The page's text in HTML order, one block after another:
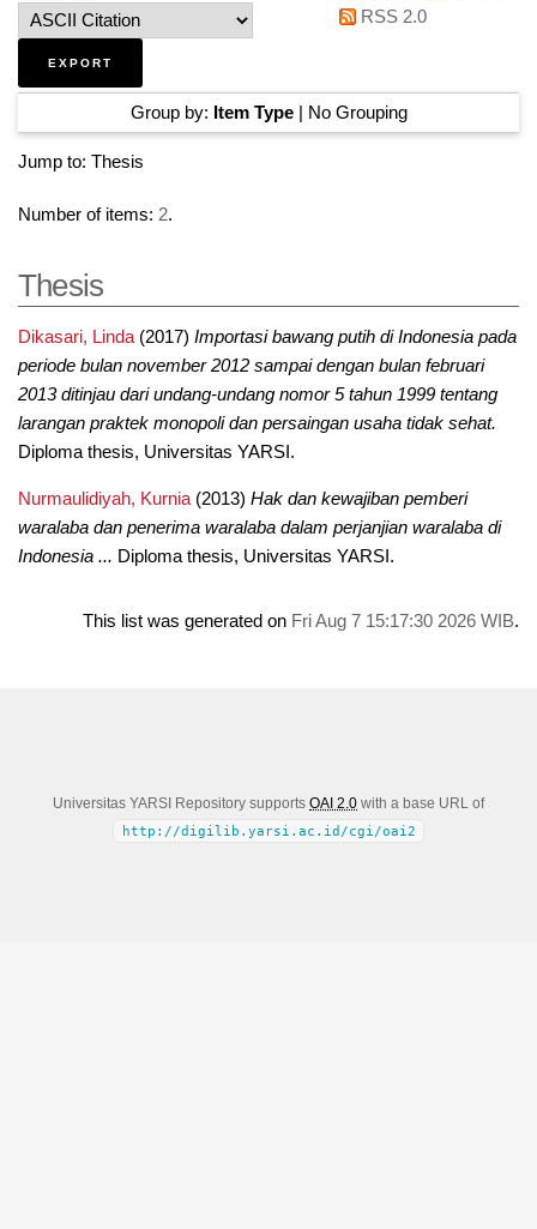
RSS 2.0
Group by: Item Type| No Grouping
Jump to: Thesis
Number of items: 2.
Thesis
Dikasari, Linda(2017) Importasi bawang putih di Indonesia pada
periode bulan november 2012 sampai dengan bulan februari
2013 ditinjau dari undang-undang nomor 5 tahun 1999 tentang
larangan praktek monopoli dan persaingan usaha tidak sehat.
Diploma thesis, Universitas YARSI.
Nurmaulidiyah, Kurnia(2013) Hak dan kewajiban pemberi
waralaba dan penerima waralaba dalam perjanjian waralaba di
Indonesia ... Diploma thesis, Universitas YARSI.
This list was generated on Fri Aug 7 15:17:30 2026 WIB.
Universitas YARSI Repository supports OAI 2.0 with a base URL of
http://digilib.yarsi.ac.id/cgi/oai2